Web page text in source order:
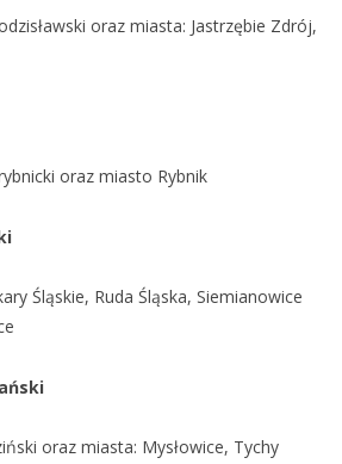
oraz miasta: Jastrzębie Zdrój,
oraz miasto Rybnik
Śląskie, Ruda Śląska, Siemianowice
oraz miasta: Mysłowice, Tychy